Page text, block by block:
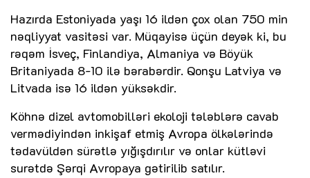
Hazırda Estoniyada yaşı 16 ildən çox olan 750 min
nəqliyyat vasitəsi var. Müqayisə üçün deyək ki, bu
rəqəm İsveç, Finlandiya, Almaniya və Böyük
Britaniyada 8-10 ilə bərabərdir. Qonşu Latviya və
Litvada isə 16 ildən yüksəkdir.
Köhnə dizel avtomobilləri ekoloji tələblərə cavab
vermədiyindən inkişaf etmiş Avropa ölkələrində
tədavüldən sürətlə yığışdırılır və onlar kütləvi
surətdə Şərqi Avropaya gətirilib satılır.